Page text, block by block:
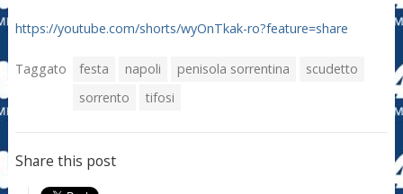
https://youtube.com/shorts/wyOnTkak-ro?feature=share
Taggato festa napoli penisola sorrentina
scudetto
sorrento
tifosi
Share this post